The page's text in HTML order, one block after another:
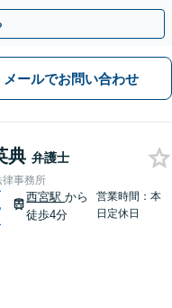
3分】
メールでお問い合わせ
典 弁護士
律事務所
西宮駅から
徒歩4分
営業時間：本
日定休日